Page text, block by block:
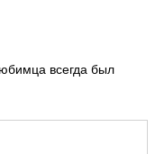
всегда был